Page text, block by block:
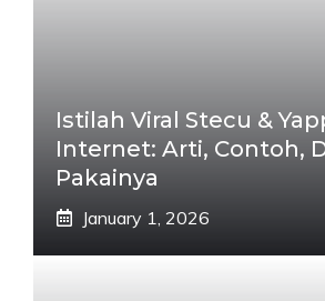
Istilah Viral Stecu &
Internet: Arti, Contoh,
Pakainya
January 1, 2026